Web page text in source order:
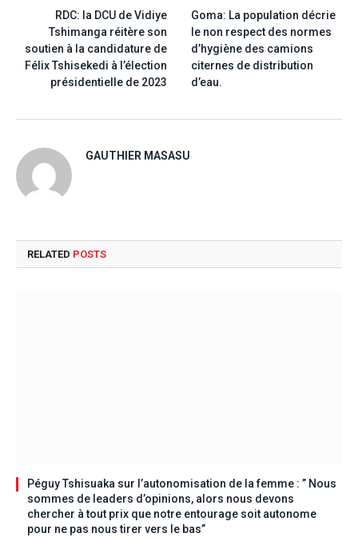
RDC: la DCU de Vidiye
Tshimanga réitère son
soutien à la candidature de
Félix Tshisekedi à l’élection
présidentielle de 2023
Goma: La population décrie
le non respect des normes
d’hygiène des camions
citernes de distribution
d’eau.
GAUTHIER MASASU
RELATED POSTS
Péguy Tshisuaka sur l’autonomisation de la femme : ” Nous
sommes de leaders d’opinions, alors nous devons
chercher à tout prix que notre entourage soit autonome
pour ne pas nous tirer vers le bas”